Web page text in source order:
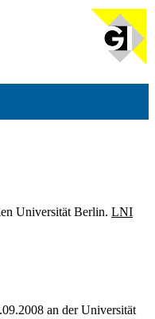
Universität Berlin. LNI
an der Universität